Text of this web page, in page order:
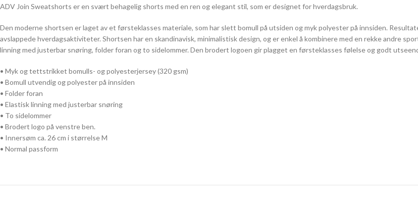
ADV Join Sweatshorts er en svært behagelig shorts med en ren og elegant stil, som er designet for hverdagsbruk.
Den moderne shortsen er laget av et førsteklasses materiale, som har slett bomull på utsiden og myk polyester på innsiden.
avslappede hverdagsaktiviteter. Shortsen har en skandinavisk, minimalistisk design, og er enkel å kombinere med en rekke andre
linning med justerbar snøring, folder foran og to sidelommer. Den brodert logoen gir plagget en førsteklasses følelse og godt
• Myk og tettstrikket bomulls- og polyesterjersey (320 gsm)
• Bomull utvendig og polyester på innsiden
• Folder foran
• Elastisk linning med justerbar snøring
• To sidelommer
• Brodert logo på venstre ben.
• Innersøm ca. 26 cm i størrelse M
• Normal passform